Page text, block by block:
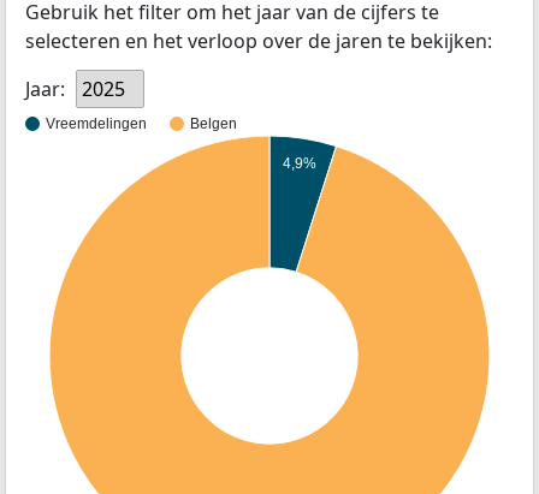
Gebruik het filter om het jaar van de cijfers te
selecteren en het verloop over de jaren te bekijken:
Jaar:
2025
Vreemdelingen Belgen
4,9%